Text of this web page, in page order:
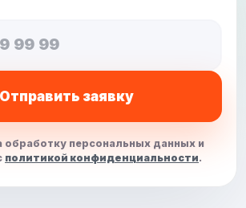
Отправить заявку
обработку персональных данных и
политикой конфиденциальности.